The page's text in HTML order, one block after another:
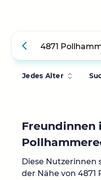
Jedes Alter
Freundinnen
Diese Nutzerinnen
der Nähe von